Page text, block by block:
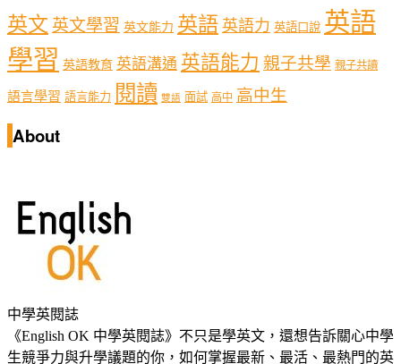
英文 英文學習 英文能力 英語 英語力 英語口說 英語
學習 英語教育 英語溝通 英語能力 親子共學 親子共讀
語言學習 語言能力 閱讀 雙語 面試 高中 高中生
About
中學英閱誌
《English OK 中學英閱誌》不只是學英文，還想告訴關心中學
生競爭力與升學議題的你，如何掌握最新、最活、最熱門的英